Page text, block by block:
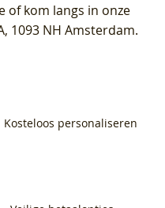
of kom langs in onze
1093 NH Amsterdam.
Kosteloos personaliseren